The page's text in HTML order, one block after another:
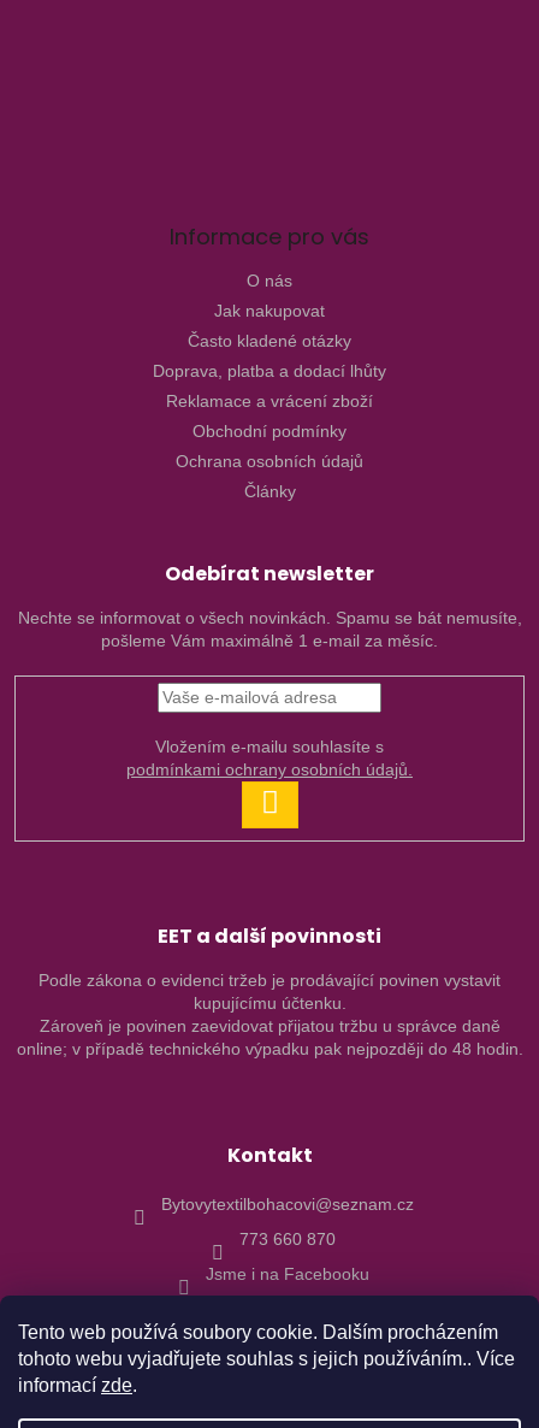
Tento web používá soubory cookie. Dalším procházením
tohoto webu vyjadřujete souhlas s jejich používáním.. Více
informací zde.
Informace pro vás
O nás
Jak nakupovat
Často kladené otázky
Doprava, platba a dodací lhůty
Reklamace a vrácení zboží
Obchodní podmínky
Ochrana osobních údajů
Články
Odebírat newsletter
Nechte se informovat o všech novinkách. Spamu se bát nemusíte,
pošleme Vám maximálně 1 e-mail za měsíc.
podmínkami ochrany osobních údajů.
SE
EET a další povinnosti
Podle zákona o evidenci tržeb je prodávající povinen vystavit
kupujícímu účtenku.
Zároveň je povinen zaevidovat přijatou tržbu u správce daně
online; v případě technického výpadku pak nejpozději do 48 hodin.
Kontakt
Bytovytextilbohacovi@seznam.cz
773 660 870
Jsme i na Facebooku